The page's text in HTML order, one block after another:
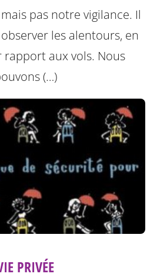
pas notre vigilance. Il
les alentours, en
aux vols. Nous
(…)
PRIVÉE